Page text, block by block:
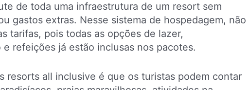
de toda uma infraestrutura de um resort sem
gastos extras. Nesse sistema de hospedagem, não
tarifas, pois todas as opções de lazer,
refeições já estão inclusas nos pacotes.
resorts all inclusive é que os turistas podem contar